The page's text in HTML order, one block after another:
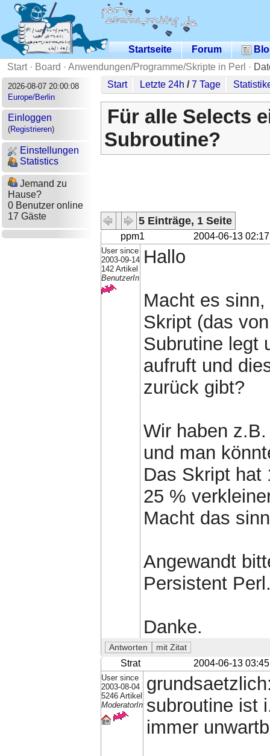
Startseite Forum
Start· Board · Anwendungen/Programme/Skripte in Perl ·
2026-08-07 20:00:08
Europe/Berlin
Einloggen
(Registrieren)
Einstellungen
Statistics
Jemand zu
Hause?
0 Benutzer online
17 Gäste
Start Letzte 24h /7 Tage
Für alle Selects
Subroutine?
5 Einträge, 1 Seite
ppm1 2004-06-13 02:17
User since
2003-09-14
142 Artikel
BenutzerIn
Hallo
Macht es
Skript (das
Subrutine legt
aufruft und
zurück gibt?
Wir haben
und man
Das Skript hat
25 %
Macht das
Angewandt
Persistent
Danke.
Strat 2004-06-13 03:45
User since
2003-08-04
5246 Artikel
ModeratorIn subroutine ist
immer